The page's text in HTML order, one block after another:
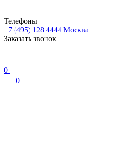
Телефоны
+7 (495) 128 4444 Москва
Заказать звонок
0
0